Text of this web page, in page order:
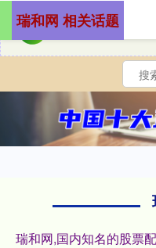
瑞和网,国内知名的股票
瑞和网 相关话题